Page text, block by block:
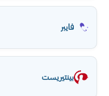
فايبر
بينتيريست